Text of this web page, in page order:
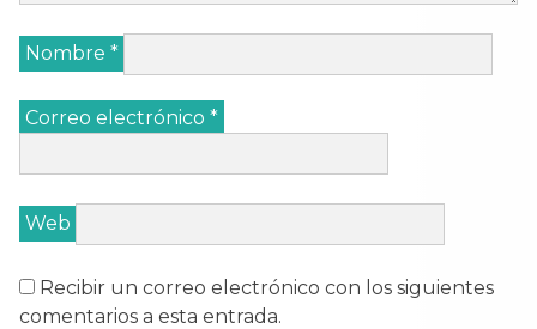
Nombre *
Correo electrónico *
Web
Recibir un correo electrónico con los siguientes
comentarios a esta entrada.